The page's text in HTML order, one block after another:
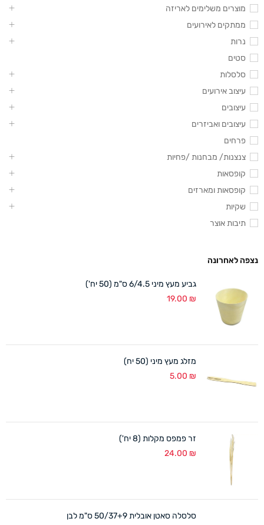
מוצרים משלימים לאריזה
ממתקים לאירועים
נרות
סטים
סלסלות
עיצוב אירועים
עיצובים
עיצובים ואביזרים
פרחים
צנצנות/ מבחנות /פחיות
קופסאות
קופסאות ומארזים
שקיות
תיבות אוצר
נצפה לאחרונה
גביע מעץ מיני 6/4.5 ס"מ (50 יח')
19.00 ₪
מזלג מעץ מיני (50 יח)
5.00 ₪
זר פמפס מקלות (8 יח')
24.00 ₪
סלסלה סאטן אובלית 50/37+9 ס"מ לבן